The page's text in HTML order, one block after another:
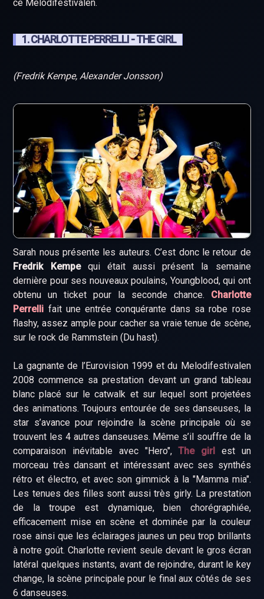
ce Melodifestivalen.
1. CHARLOTTE PERRELLI - THE GIRL
(Fredrik Kempe, Alexander Jonsson)
Sarah nous présente les auteurs. C’est donc le retour de
Fredrik Kempequi était aussi présent la semaine
dernière pour ses nouveaux poulains, Youngblood, qui ont
obtenu un ticket pour la seconde chance. Charlotte
Perrelli fait une entrée conquérante dans sa robe rose
flashy, assez ample pour cacher sa vraie tenue de scène,
sur le rock de Rammstein (Du hast).
La gagnante de l’Eurovision 1999 et du Melodifestivalen
2008 commence sa prestation devant un grand tableau
blanc placé sur le catwalk et sur lequel sont projetées
des animations. Toujours entourée de ses danseuses, la
star s’avance pour rejoindre la scène principale où se
trouvent les 4 autres danseuses. Même s’il souffre de la
comparaison inévitable avec "Hero",The girl est un
morceau très dansant et intéressant avec ses synthés
rétro et électro, et avec son gimmick à la "Mamma mia".
Les tenues des filles sont aussi très girly. La prestation
de la troupe est dynamique, bien chorégraphiée,
efficacement mise en scène et dominée par la couleur
rose ainsi que les éclairages jaunes un peu trop brillants
à notre goût. Charlotte revient seule devant le gros écran
latéral quelques instants, avant de rejoindre, durant le key
change, la scène principale pour le final aux côtés de ses
6 danseuses.